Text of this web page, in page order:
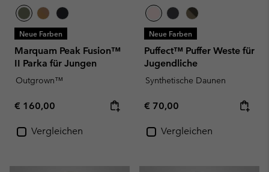
Neue Farben
Marquam Peak Fusion™
II Parka für Jungen
Outgrown™
Regular price:
€ 160,00
Vergleichen
Neue Farben
Puffect™ Puffer Weste für
Jugendliche
Synthetische Daunen
Regular price:
€ 70,00
Vergleichen